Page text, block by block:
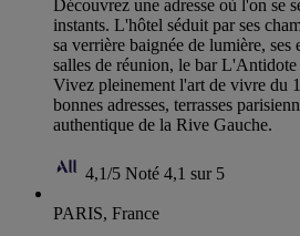
Découvrez une adresse où l'on se
instants. L'hôtel séduit par ses
sa verrière baignée de lumière, ses
salles de réunion, le bar
Vivez pleinement l'art de vivre du
bonnes adresses, terrasses
authentique de la Rive Gauche.
4,1/5 Noté 4,1 sur 5
PARIS, France